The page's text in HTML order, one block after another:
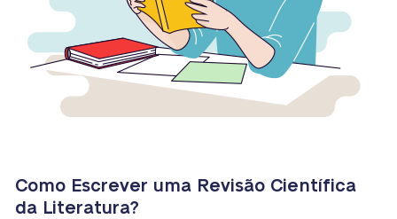
Como Escrever uma Revisão Científica
da Literatura?